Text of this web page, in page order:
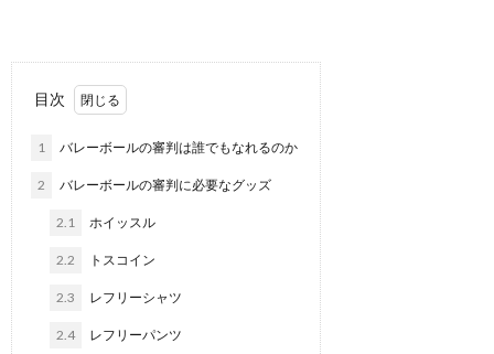
目次
1 バレーボールの審判は誰でもなれるのか
2 バレーボールの審判に必要なグッズ
2.1 ホイッスル
2.2 トスコイン
2.3 レフリーシャツ
2.4 レフリーパンツ